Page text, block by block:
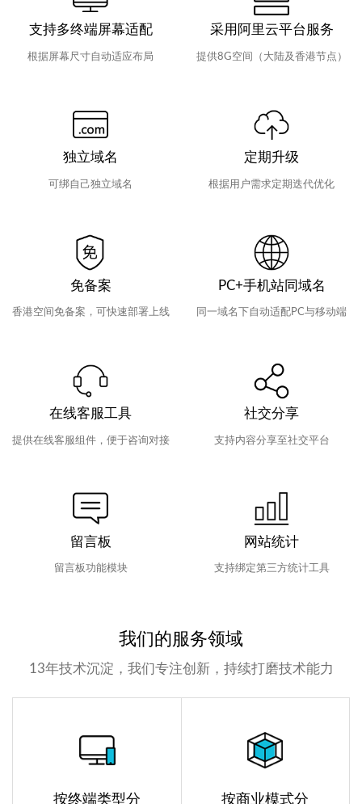
支持多终端屏幕适配
根据屏幕尺寸自动适应布局
采用阿里云平台服务
提供8G空间（大陆及香港节点）
独立域名
可绑自己独立域名
定期升级
根据用户需求定期迭代优化
免备案
香港空间免备案，可快速部署上线
PC+手机站同域名
同一域名下自动适配PC与移动端
在线客服工具
提供在线客服组件，便于咨询对接
社交分享
支持内容分享至社交平台
留言板
留言板功能模块
网站统计
支持绑定第三方统计工具
我们的服务领域
13年技术沉淀，我们专注创新，持续打磨技术能力
按终端类型分 按商业模式分